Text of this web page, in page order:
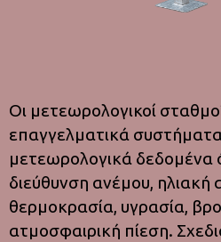
Οι μετεωρολογικοί
επαγγελματικά
μετεωρολογικά δεδομένα
διεύθυνση ανέμου, ηλιακή
θερμοκρασία, υγρασία,
ατμοσφαιρική πίεση.